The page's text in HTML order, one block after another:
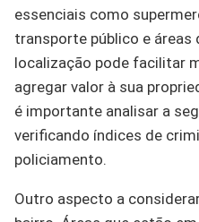
essenciais como
transporte público e áreas
localização pode facilitar
agregar valor à sua
é importante analisar a
verificando índices de
policiamento.
Outro aspecto a